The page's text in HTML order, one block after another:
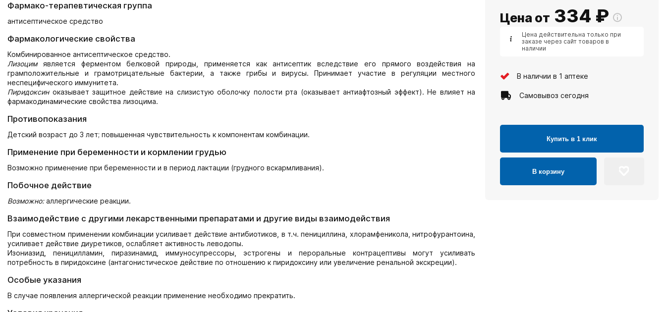
Фармако-терапевтическая группа
антисептическое средство
Фармакологические свойства
Комбинированное антисептическое средство.
Лизоцимявляется ферментом белковой природы, применяется как антисептик вследствие его прямого воздействия на
грамположительные и грамотрицательные бактерии, а также грибы и вирусы. Принимает участие в регуляции местного
неспецифического иммунитета.
Пиридоксиноказывает защитное действие на слизистую оболочку полости рта (оказывает антиафтозный эффект). Не влияет на
фармакодинамические свойства лизоцима.
Противопоказания
Детский возраст до 3 лет; повышенная чувствительность к компонентам комбинации.
Применение при беременности и кормлении грудью
Возможно применение при беременности и в период лактации (грудного вскармливания).
Побочное действие
Возможно:аллергические реакции.
Взаимодействие с другими лекарственными препаратами и другие виды взаимодействия
При совместном применении комбинации усиливает действие антибиотиков, в т.ч. пенициллина, хлорамфеникола, нитрофурантоина,
усиливает действие диуретиков, ослабляет активность леводопы.
Изониазид, пеницилламин, пиразинамид, иммуносупрессоры, эстрогены и пероральные контрацептивы могут усиливать
потребность в пиридоксине (антагонистическое действие по отношению к пиридоксину или увеличение ренальной экскреции).
Особые указания
В случае появления аллергической реакции применение необходимо прекратить.
Цена от 334 ₽
Цена действительна только при
заказе через сайт товаров в
наличии
В наличии в 1 аптеке
Самовывоз сегодня
Купить в 1 клик
В корзину